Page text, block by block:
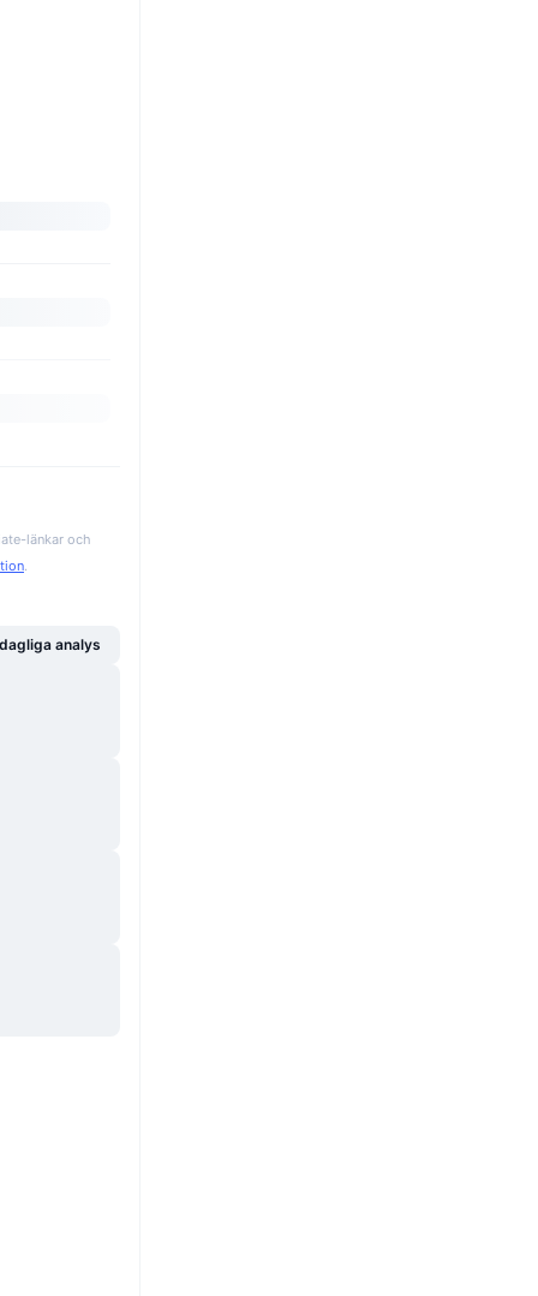
länkar och
.
analys